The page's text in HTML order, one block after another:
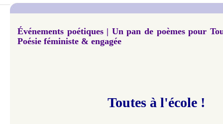
Événements poétiques | Un pan de poèmes pour
Poésie féministe & engagée
Toutes à l'école !